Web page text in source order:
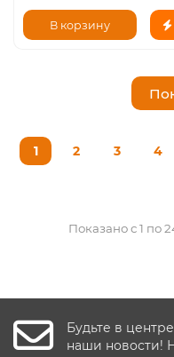
В корзину
1 2 3 4
Показано с 1 по
Будьте в
наши новости!